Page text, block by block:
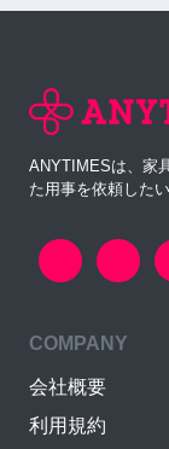
ANYTIMESは、家
た用事を依頼した
COMPANY
会社概要
利用規約